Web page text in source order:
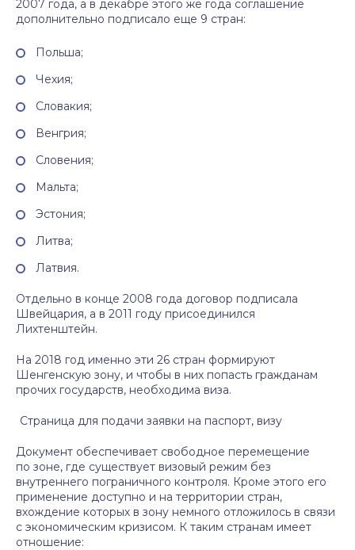
2007 года, а в декабре этого же года соглашение
дополнительно подписало еще 9 стран:
Польша;
Чехия;
Словакия;
Венгрия;
Словения;
Мальта;
Эстония;
Литва;
Латвия.
Отдельно в конце 2008 года договор подписала
Швейцария, а в 2011 году присоединился
Лихтенштейн.
На 2018 год именно эти 26 стран формируют
Шенгенскую зону, и чтобы в них попасть гражданам
прочих государств, необходима виза.
Страница для подачи заявки на паспорт, визу
Документ обеспечивает свободное перемещение
по зоне, где существует визовый режим без
внутреннего пограничного контроля. Кроме этого его
применение доступно и на территории стран,
вхождение которых в зону немного отложилось в связи
с экономическим кризисом. К таким странам имеет
отношение: